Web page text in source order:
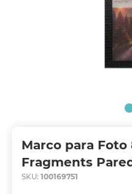
Marco para Foto
Fragments
SKU: 100169751